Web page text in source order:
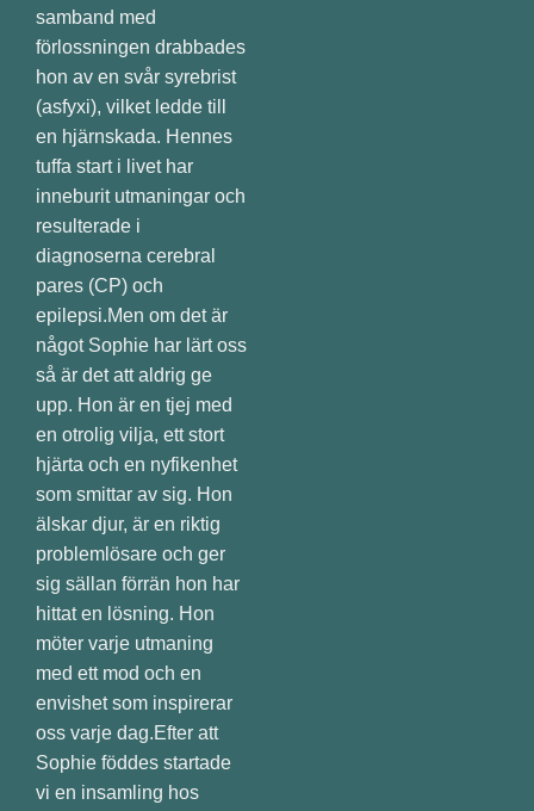
samband med
förlossningen drabbades
hon av en svår syrebrist
(asfyxi), vilket ledde till
en hjärnskada. Hennes
tuffa start i livet har
inneburit utmaningar och
resulterade i
diagnoserna cerebral
pares (CP) och
epilepsi.Men om det är
något Sophie har lärt oss
så är det att aldrig ge
upp. Hon är en tjej med
en otrolig vilja, ett stort
hjärta och en nyfikenhet
som smittar av sig. Hon
älskar djur, är en riktig
problemlösare och ger
sig sällan förrän hon har
hittat en lösning. Hon
möter varje utmaning
med ett mod och en
envishet som inspirerar
oss varje dag.Efter att
Sophie föddes startade
vi en insamling hos